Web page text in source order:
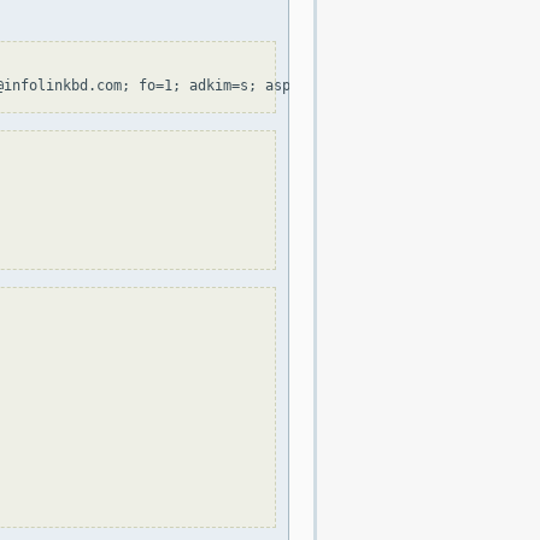
fo=1; adkim=s; aspf=s